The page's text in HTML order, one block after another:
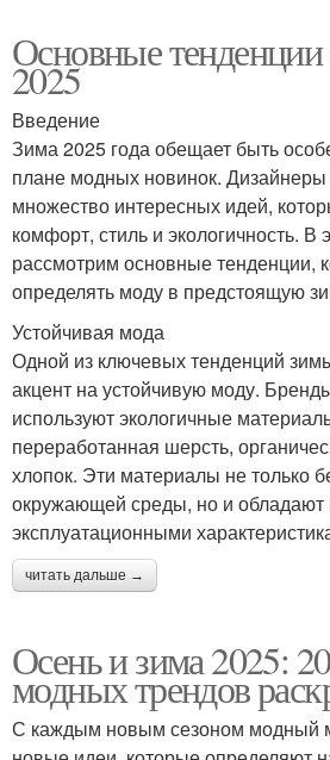
Основные
2025
Введение
Зима 2025 года обещает быть
плане модных новинок. Дизайнеры
множество интересных идей,
комфорт, стиль и экологичность. В
рассмотрим основные тенденции,
определять моду в предстоящую
Устойчивая мода
Одной из ключевых тенденций
акцент на устойчивую моду.
используют экологичные
переработанная шерсть,
хлопок. Эти материалы не только
окружающей среды, но и обладают
эксплуатационными
читать дальше →
Осень и зима 2025:
модных трендов
С каждым новым сезоном модный